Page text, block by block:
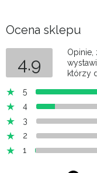
Ocena sklepu
4.9
Opinie,
którzy
5
4
3
2
1